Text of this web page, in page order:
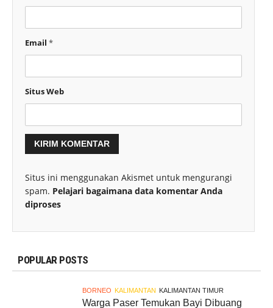
Email *
Situs Web
Situs ini menggunakan Akismet untuk mengurangi
spam. Pelajari bagaimana data komentar Anda
diproses
POPULAR POSTS
BORNEO KALIMANTAN KALIMANTAN TIMUR
Warga Paser Temukan Bayi Dibuang